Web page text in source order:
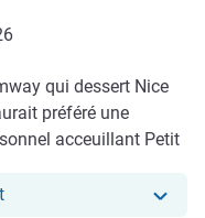
qui dessert Nice
préféré une
acceuillant Petit
Notre hôtel a repondu au